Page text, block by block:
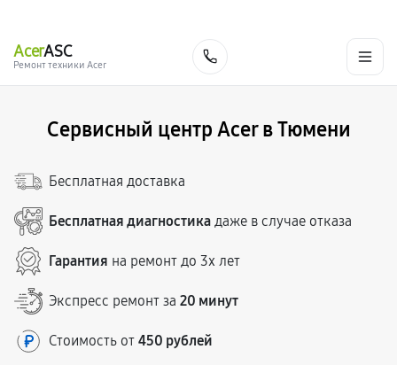
AcerASC
Ремонт техники Acer
Сервисный центр Acer в Тюмени
Бесплатная доставка
Бесплатная диагностика даже в случае отказа
Гарантия на ремонт до 3х лет
Экспресс ремонт за 20 минут
Стоимость от 450 рублей